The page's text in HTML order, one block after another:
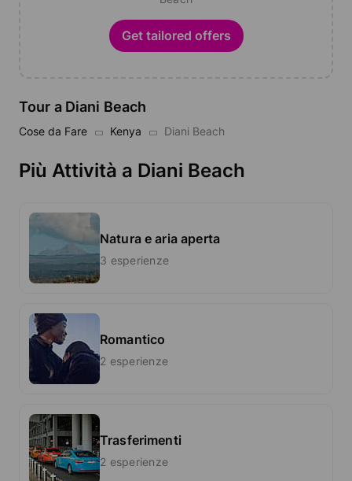
Get tailored offers
Tour a Diani Beach
Cose da Fare Kenya Diani Beach
Più Attività a Diani Beach
Natura e aria aperta
3 esperienze
Romantico
2 esperienze
Trasferimenti
2 esperienze